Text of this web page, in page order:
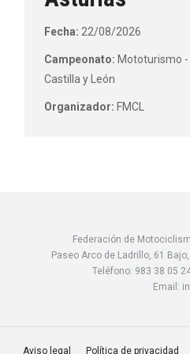
Fecha: 22/08/2026
Campeonato: Mototurismo -
Castilla y León
Organizador: FMCL
Federación de
Paseo Arco de Ladrillo, 61
Teléfono: 983 38 05
Email:
Aviso legal Política de privacidad